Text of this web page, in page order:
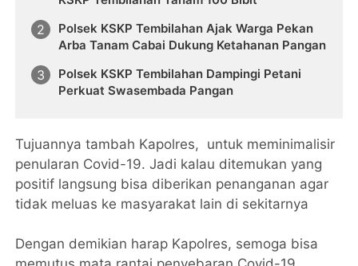
Polsek KSKP Tembilahan Ajak Warga Pekan
Arba Tanam Cabai Dukung Ketahanan Pangan
Polsek KSKP Tembilahan Dampingi Petani
Perkuat Swasembada Pangan
Tujuannya tambah Kapolres, untuk meminimalisir
penularan Covid-19. Jadi kalau ditemukan yang
positif langsung bisa diberikan penanganan agar
tidak meluas ke masyarakat lain di sekitarnya
Dengan demikian harap Kapolres, semoga bisa